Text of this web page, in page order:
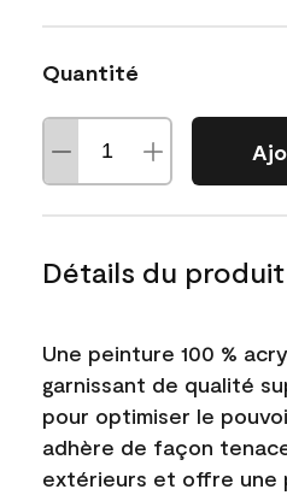
Quantité
Détails du produit
Une peinture 100 %
garnissant de qualité
pour optimiser le
adhère de façon
extérieurs et offre une